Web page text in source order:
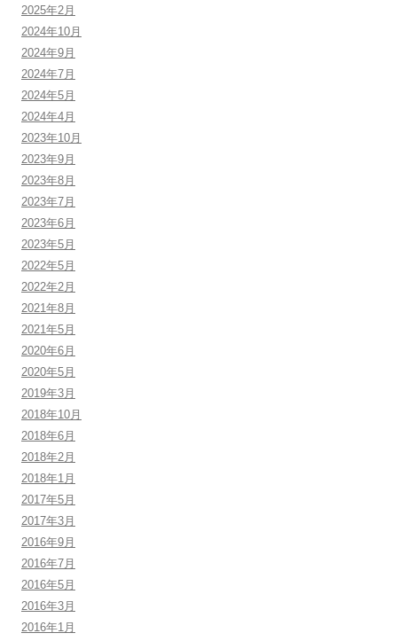
2025年2月
2024年10月
2024年9月
2024年7月
2024年5月
2024年4月
2023年10月
2023年9月
2023年8月
2023年7月
2023年6月
2023年5月
2022年5月
2022年2月
2021年8月
2021年5月
2020年6月
2020年5月
2019年3月
2018年10月
2018年6月
2018年2月
2018年1月
2017年5月
2017年3月
2016年9月
2016年7月
2016年5月
2016年3月
2016年1月